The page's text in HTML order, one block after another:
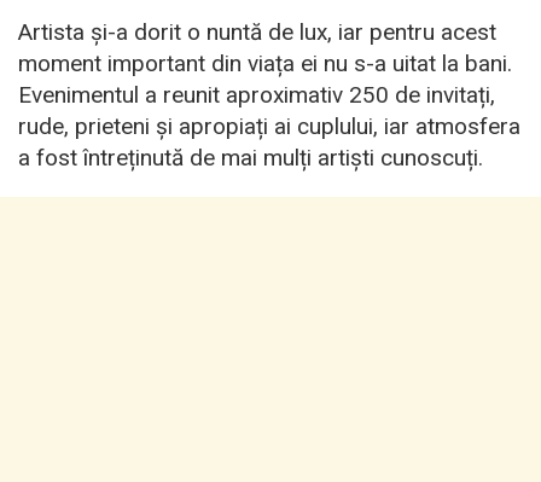
Artista și-a dorit o nuntă de lux, iar pentru acest
moment important din viața ei nu s-a uitat la bani.
Evenimentul a reunit aproximativ 250 de invitați,
rude, prieteni și apropiați ai cuplului, iar atmosfera
a fost întreținută de mai mulți artiști cunoscuți.